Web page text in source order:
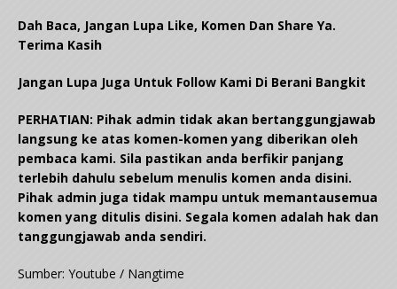
Dah Baca, Jangan Lupa Like, Komen Dan Share Ya.
Terima Kasih
Jangan Lupa Juga Untuk Follow Kami Di Berani Bangkit
PERHATIAN: Pihak admin tidak akan bertanggungjawab
langsung ke atas komen-komen yang diberikan oleh
pembaca kami. Sila pastikan anda berfikir panjang
terlebih dahulu sebelum menulis komen anda disini.
Pihak admin juga tidak mampu untuk memantausemua
komen yang ditulis disini. Segala komen adalah hak dan
tanggungjawab anda sendiri.
Sumber: Youtube / Nangtime